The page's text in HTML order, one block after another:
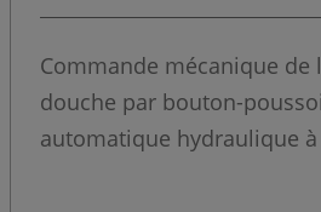
Commande mécanique de
douche par bouton-
automatique hydraulique à